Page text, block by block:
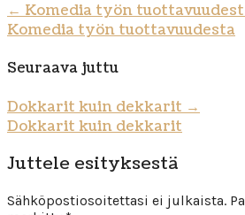
← Komedia työn
Komedia työn tuottavuudesta
Seuraava juttu
Dokkarit kuin dekkarit →
Dokkarit kuin dekkarit
Juttele esityksestä
Sähköpostiosoitettasi ei julkaista.